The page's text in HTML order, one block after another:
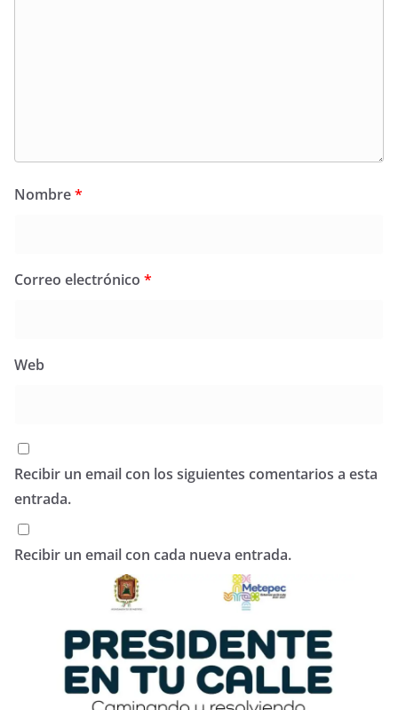
Nombre*
Correo electrónico *
Web
Recibir un email con los siguientes comentarios a esta
entrada.
Recibir un email con cada nueva entrada.